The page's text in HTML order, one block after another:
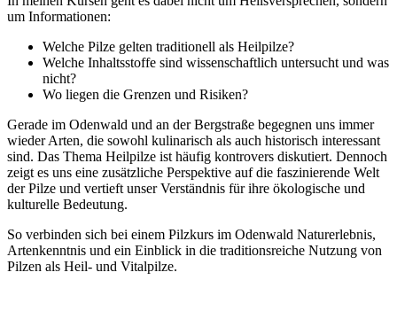
um Informationen:
Welche Pilze gelten traditionell als Heilpilze?
Welche Inhaltsstoffe sind wissenschaftlich untersucht und was
nicht?
Wo liegen die Grenzen und Risiken?
Gerade im Odenwald und an der Bergstraße begegnen uns immer
wieder Arten, die sowohl kulinarisch als auch historisch interessant
sind. Das Thema Heilpilze ist häufig kontrovers diskutiert. Dennoch
zeigt es uns eine zusätzliche Perspektive auf die faszinierende Welt
der Pilze und vertieft unser Verständnis für ihre ökologische und
kulturelle Bedeutung.
So verbinden sich bei einem Pilzkurs im Odenwald Naturerlebnis,
Artenkenntnis und ein Einblick in die traditionsreiche Nutzung von
Pilzen als Heil- und Vitalpilze.